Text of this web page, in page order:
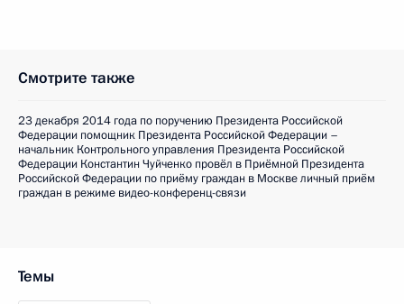
Смотрите также
23 декабря 2014 года по поручению Президента Российской
Федерации помощник Президента Российской Федерации –
начальник Контрольного управления Президента Российской
Федерации Константин Чуйченко провёл в Приёмной Президента
Российской Федерации по приёму граждан в Москве личный приём
граждан в режиме видео-конференц-связи
Темы